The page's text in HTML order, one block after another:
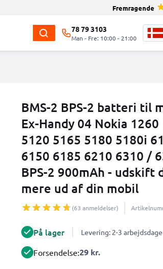
Fremragende
78 79 3103
Man - Fre: 10:00 - 21:00
BMS-2 BPS-2 batteri til
Ex-Handy 04 Nokia
5120 5165 5180 5180i
6150 6185 6210 6310 /
BPS-2 900mAh -
mere ud af din mobil
(63 anmeldelser)
På lager Levering: 2-3 arbejdsdage
Forsendelse:29 kr.